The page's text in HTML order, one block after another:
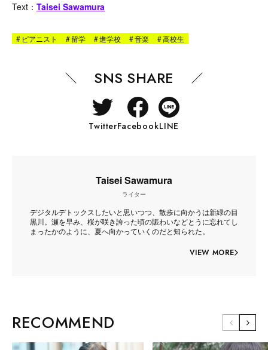
Text： Taisei Sawamura
# ピアニスト #留学 #進学校 #音楽 #高校生
SNS SHARE
TwitterFacebookLINE
Taisei Sawamura
ライター
デジタルデトックスしたいと思いつつ、散歩に向かうは新緑の目
黒川。瀬を早み、桜が咲き誇った頃の賑わいなどとうに忘れてし
まったかのように、夏へ向かっていくのだと知られた。
VIEW MORE
RECOMMEND